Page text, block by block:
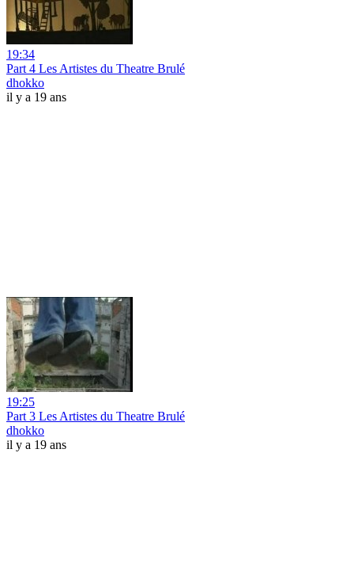
19:34
Part 4 Les Artistes du Theatre Brulé
dhokko
il y a 19 ans
19:25
Part 3 Les Artistes du Theatre Brulé
dhokko
il y a 19 ans